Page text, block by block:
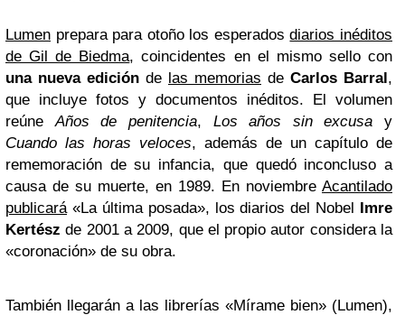
Lumen prepara para otoño los esperadosdiarios inéditos
de Gil de Biedma, coincidentes en el mismo sello con
una nueva edición de las memorias de Carlos Barral,
que incluye fotos y documentos inéditos. El volumen
reúne Años de penitencia, Los años sin excusa y
Cuando las horas veloces, además de un capítulo de
rememoración de su infancia, que quedó inconcluso a
causa de su muerte, en 1989. En noviembre Acantilado
publicará «La última posada», los diarios del Nobel Imre
Kertész de 2001 a 2009, que el propio autor considera la
«coronación» de su obra.
También llegarán a las librerías «Mírame bien» (Lumen),